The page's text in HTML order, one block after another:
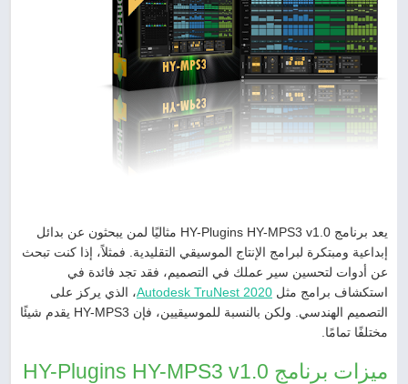
يعد برنامج HY-Plugins HY-MPS3 v1.0 مثاليًا لمن يبحثون عن بدائل
إبداعية ومبتكرة لبرامج الإنتاج الموسيقي التقليدية. فمثلاً، إذا كنت تبحث
عن أدوات لتحسين سير عملك في التصميم، فقد تجد فائدة في
استكشاف برامج مثل Autodesk TruNest 2020، الذي يركز على
التصميم الهندسي. ولكن بالنسبة للموسيقيين، فإن HY-MPS3 يقدم شيئًا
مختلفًا تمامًا.
ميزات برنامج HY-Plugins HY-MPS3 v1.0